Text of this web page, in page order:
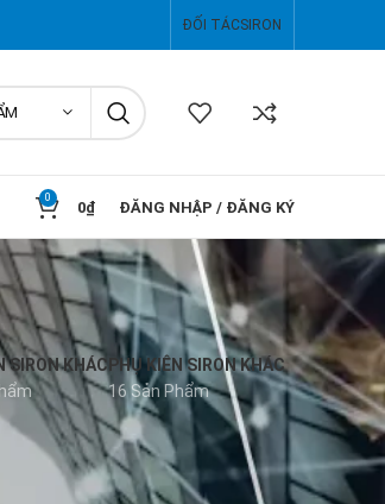
ĐỐI TÁCSIRON
0
0₫ ĐĂNG NHẬP / ĐĂNG KÝ
SIRON KHÁC PHỤ KIÊN SIRON KHÁC
16 Sản Phẩm